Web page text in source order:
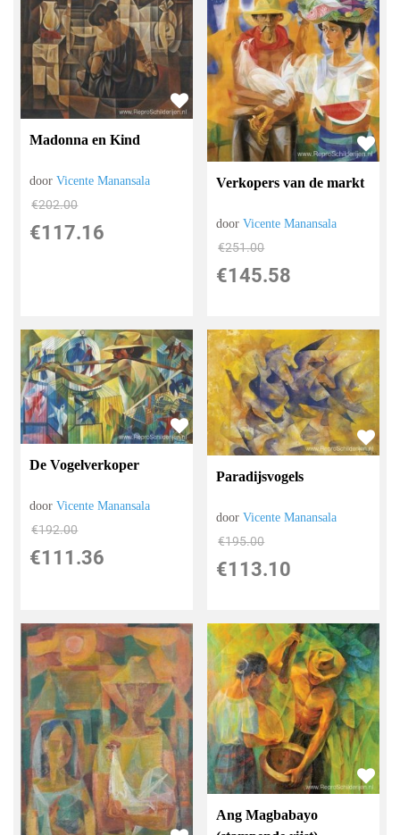
Madonna en Kind
doorVicente Manansala
€202.00
€117.16
Verkopers van de markt
doorVicente Manansala
€251.00
€145.58
De Vogelverkoper
doorVicente Manansala
€192.00
€111.36
Paradijsvogels
doorVicente Manansala
€195.00
€113.10
Ang Magbabayo